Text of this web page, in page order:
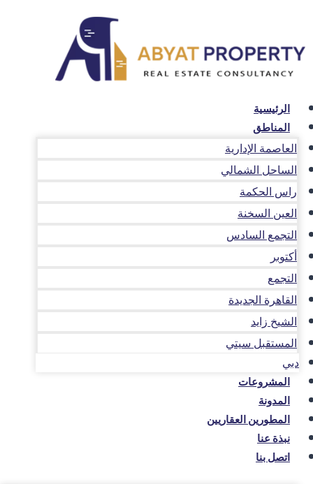
المحتوى
الرئيسية
المناطق
العاصمة الإدارية
الساحل الشمالي
راس الحكمة
العين السخنة
التجمع السادس
أكتوبر
التجمع
القاهرة الجديدة
الشيخ زايد
المستقبل سيتي
دبي
المشروعات
المدونة
المطورين العقاريين
نبذة عنا
اتصل بنا